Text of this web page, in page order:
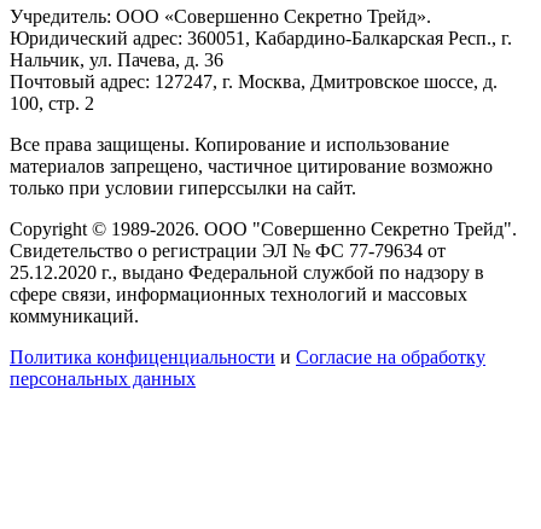
Учредитель: ООО «Совершенно Секретно Трейд».
Юридический адрес: 360051, Кабардино-Балкарская Респ., г.
Нальчик, ул. Пачева, д. 36
Почтовый адрес: 127247, г. Москва, Дмитровское шоссе, д.
100, стр. 2
Все права защищены. Копирование и использование
материалов запрещено, частичное цитирование возможно
только при условии гиперссылки на сайт.
Copyright © 1989-2026. ООО "Совершенно Секретно Трейд".
Свидетельство о регистрации ЭЛ № ФС 77-79634 от
25.12.2020 г., выдано Федеральной службой по надзору в
сфере связи, информационных технологий и массовых
коммуникаций.
Политика конфиценциальности и Согласие на обработку
персональных данных